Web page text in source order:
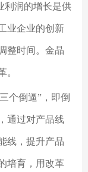
润的增长是供
业企业的创新
整时间。金晶
。
个倒逼”，即倒
通过对产品线
线，提升产品
培育，用改革